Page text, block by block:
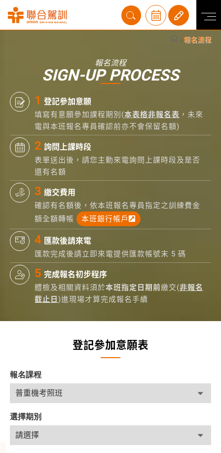
報名流程
報名流程
SIGN-UP PROCESS
登記參加意願
填寫有意願參加課程期別(本表格非報名表 ，未來
電與本班報名專員確認前亦不會保留名額)
詢問上課時段
表單送出後，請您主動來電詢問上課時段及是否
還有名額
繳交費用
確認有名額後，依本班報名專員指定之訓練費金
額全額轉帳
本班銀行帳戶
匯款後請來電
匯款完成後請立即來電提供匯款帳號末 5 碼
完成報名初步程序
體檢及相關資料須於本班指定日期前繳交(非報名
截止日 )進現場才算完成報名手續
登記參加意願表
報名課程
選擇期別